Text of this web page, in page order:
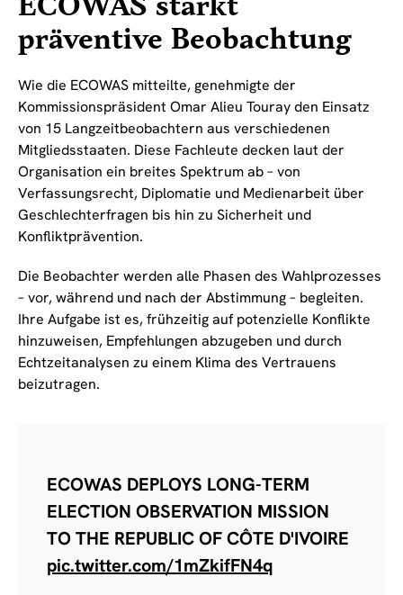
präventive Beobachtung
Wie die ECOWAS mitteilte, genehmigte der
Kommissionspräsident Omar Alieu Touray den Einsatz
von 15 Langzeitbeobachtern aus verschiedenen
Mitgliedsstaaten. Diese Fachleute decken laut der
Organisation ein breites Spektrum ab – von
Verfassungsrecht, Diplomatie und Medienarbeit über
Geschlechterfragen bis hin zu Sicherheit und
Konfliktprävention.
Die Beobachter werden alle Phasen des Wahlprozesses
– vor, während und nach der Abstimmung – begleiten.
Ihre Aufgabe ist es, frühzeitig auf potenzielle Konflikte
hinzuweisen, Empfehlungen abzugeben und durch
Echtzeitanalysen zu einem Klima des Vertrauens
beizutragen.
ECOWAS DEPLOYS LONG-TERM
ELECTION OBSERVATION MISSION
TO THE REPUBLIC OF CÔTE D'IVOIRE
pic.twitter.com/1mZkifFN4q